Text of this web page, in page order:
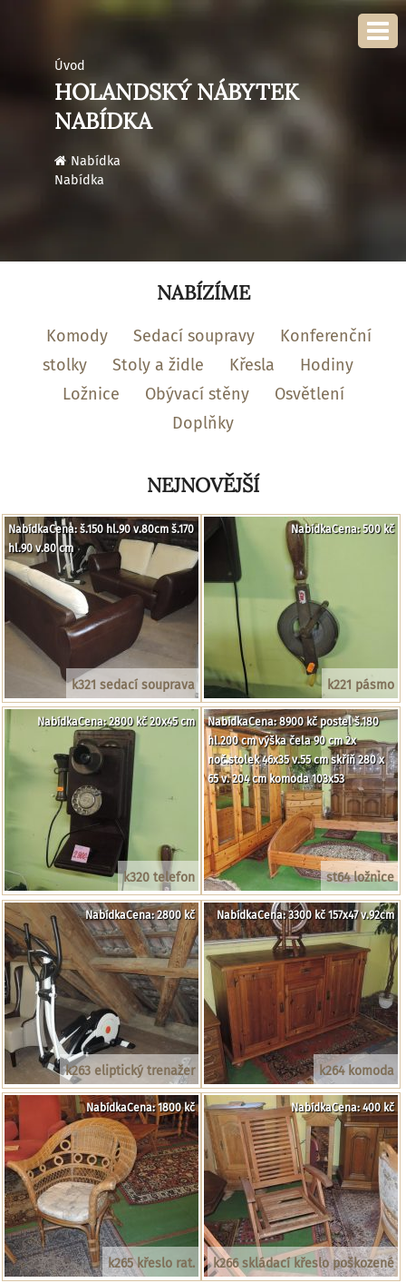
Úvod
HOLANDSKÝ NÁBYTEK
NABÍDKA
Nabídka
Nabídka
NABÍZÍME
Komody Sedací soupravy
Konferenční
stolky
Stoly a židle Křesla
Hodiny
Ložnice
Obývací stěny
Osvětlení
Doplňky
NEJNOVĚJŠÍ
k321 sedací souprava
NabídkaCena: š.150 hl.90 v.80cm š.170
hl.90 v.80 cm
k221 pásmo
NabídkaCena: 500 kč
k320 telefon
NabídkaCena: 2800 kč 20x45 cm
st64 ložnice
NabídkaCena: 8900 kč postel š.180
hl.200 cm výška čela 90 cm 2x
noč.stolek 46x35 v.55 cm skříň 280 x
65 v. 204 cm komoda 103x53
k263 eliptický trenažer
NabídkaCena: 2800 kč
k264 komoda
NabídkaCena: 3300 kč 157x47 v.92cm
k265 křeslo rat.
NabídkaCena: 1800 kč
k266 skládací křeslo poškozené
NabídkaCena: 400 kč